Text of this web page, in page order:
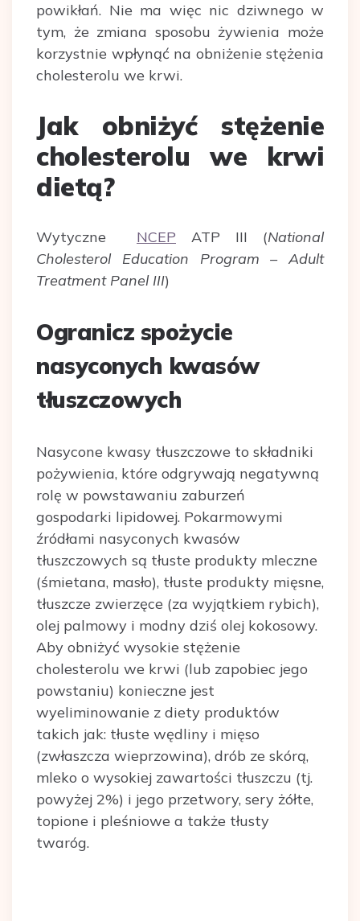
powikłań. Nie ma więc nic dziwnego w
tym, że zmiana sposobu żywienia może
korzystnie wpłynąć na obniżenie stężenia
cholesterolu we krwi.
Jak obniżyć stężenie
cholesterolu we krwi
dietą?
Wytyczne NCEP ATP III (National
Cholesterol Education Program – Adult
Treatment Panel III)
Ogranicz spożycie
nasyconych kwasów
tłuszczowych
Nasycone kwasy tłuszczowe to składniki
pożywienia, które odgrywają negatywną
rolę w powstawaniu zaburzeń
gospodarki lipidowej. Pokarmowymi
źródłami nasyconych kwasów
tłuszczowych są tłuste produkty mleczne
(śmietana, masło), tłuste produkty mięsne,
tłuszcze zwierzęce (za wyjątkiem rybich),
olej palmowy i modny dziś olej kokosowy.
Aby obniżyć wysokie stężenie
cholesterolu we krwi (lub zapobiec jego
powstaniu) konieczne jest
wyeliminowanie z diety produktów
takich jak: tłuste wędliny i mięso
(zwłaszcza wieprzowina), drób ze skórą,
mleko o wysokiej zawartości tłuszczu (tj.
powyżej 2%) i jego przetwory, sery żółte,
topione i pleśniowe a także tłusty
twaróg.